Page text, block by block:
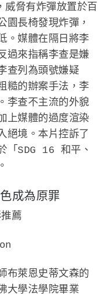
威脅有炸彈放置於百
園長椅發現炸彈，
。媒體在隔日將李
過來指稱李查是嫌
查列為頭號嫌疑
糙的辦案手法，李
李查不主流的外貌
上媒體的過度渲染
絕境。本片控訴了
「SDG 16 和平、
成為原罪
布萊恩史蒂文森的
大學法學院畢業